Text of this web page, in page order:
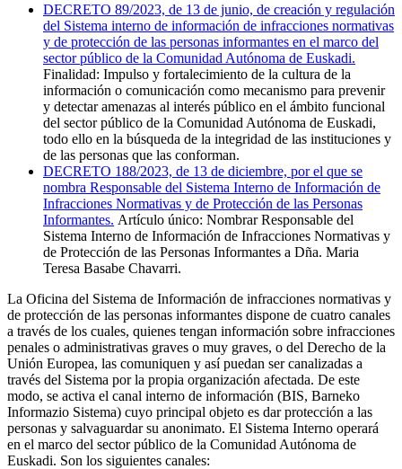
DECRETO 89/2023, de 13 de junio, de creación y regulación
del Sistema interno de información de infracciones normativas
y de protección de las personas informantes en el marco del
sector público de la Comunidad Autónoma de Euskadi.
Finalidad: Impulso y fortalecimiento de la cultura de la
información o comunicación como mecanismo para prevenir
y detectar amenazas al interés público en el ámbito funcional
del sector público de la Comunidad Autónoma de Euskadi,
todo ello en la búsqueda de la integridad de las instituciones y
de las personas que las conforman.
DECRETO 188/2023, de 13 de diciembre, por el que se
nombra Responsable del Sistema Interno de Información de
Infracciones Normativas y de Protección de las Personas
Informantes. Artículo único: Nombrar Responsable del
Sistema Interno de Información de Infracciones Normativas y
de Protección de las Personas Informantes a Dña. Maria
Teresa Basabe Chavarri.
La Oficina del Sistema de Información de infracciones normativas y
de protección de las personas informantes dispone de cuatro canales
a través de los cuales, quienes tengan información sobre infracciones
penales o administrativas graves o muy graves, o del Derecho de la
Unión Europea, las comuniquen y así puedan ser canalizadas a
través del Sistema por la propia organización afectada. De este
modo, se activa el canal interno de información (BIS, Barneko
Informazio Sistema) cuyo principal objeto es dar protección a las
personas y salvaguardar su anonimato. El Sistema Interno operará
en el marco del sector público de la Comunidad Autónoma de
Euskadi. Son los siguientes canales: